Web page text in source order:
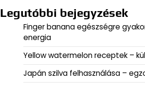
Legutóbbi bejegyzések
Finger banana egészségre
energia
Yellow watermelon receptek –
Japán szilva felhasználása –